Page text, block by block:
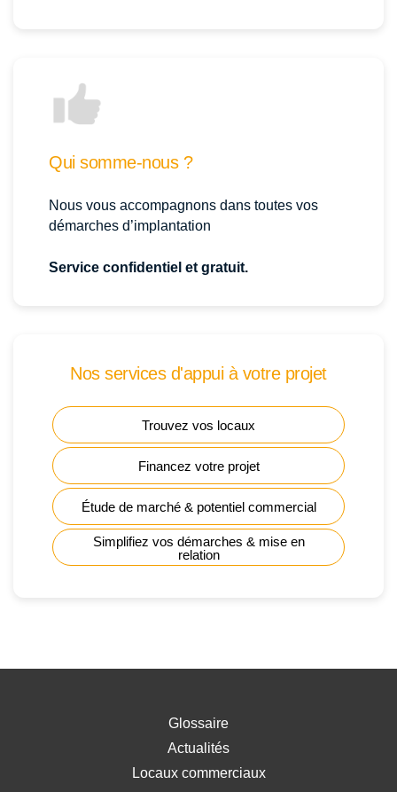
Qui somme-nous ?
Nous vous accompagnons dans toutes vos
démarches d’implantation
Service confidentiel et gratuit.
Nos services d'appui à votre projet
Trouvez vos locaux
Financez votre projet
Étude de marché & potentiel commercial
Simplifiez vos démarches & mise en
relation
Glossaire
Actualités
Locaux commerciaux